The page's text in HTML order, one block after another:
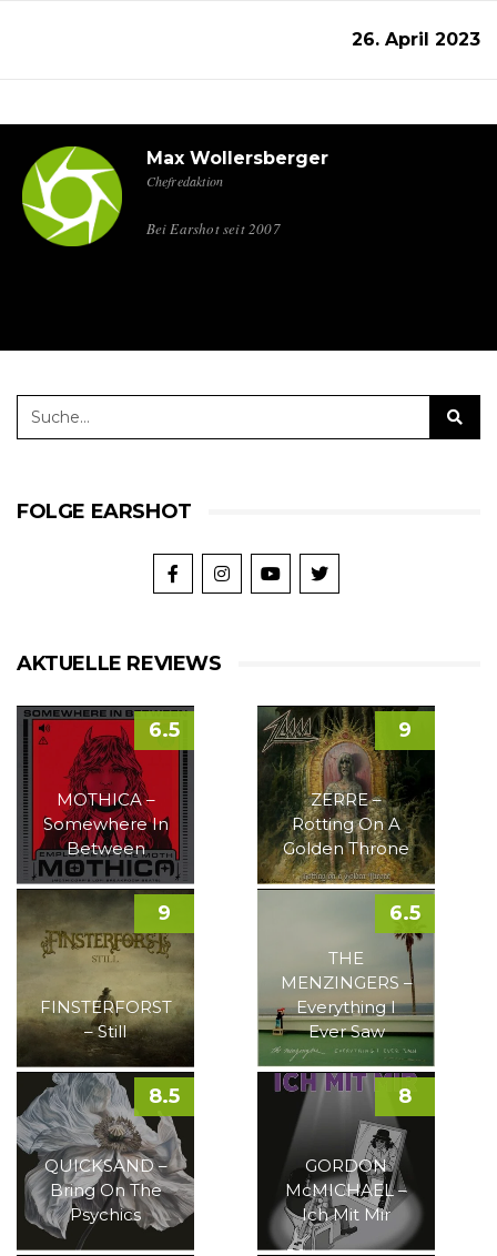
26. April 2023
Max Wollersberger
Chefredaktion
Bei Earshot seit 2007
FOLGE EARSHOT
AKTUELLE REVIEWS
MOTHICA –
Somewhere In
Between
6.5
ZERRE –
Rotting On A
Golden Throne
9
FINSTERFORST
– Still
9
THE
MENZINGERS –
Everything I
Ever Saw
6.5
QUICKSAND –
Bring On The
Psychics
8.5
GORDON
McMICHAEL –
Ich Mit Mir
8